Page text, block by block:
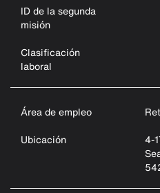
ID de la segunda
misión
Clasificación
laboral
Área de empleo
Ubicación
4-